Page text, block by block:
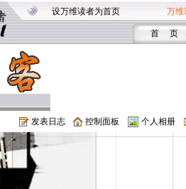
设万维读者为首页 万维
首 页
发表日志 控制面板 个人相册